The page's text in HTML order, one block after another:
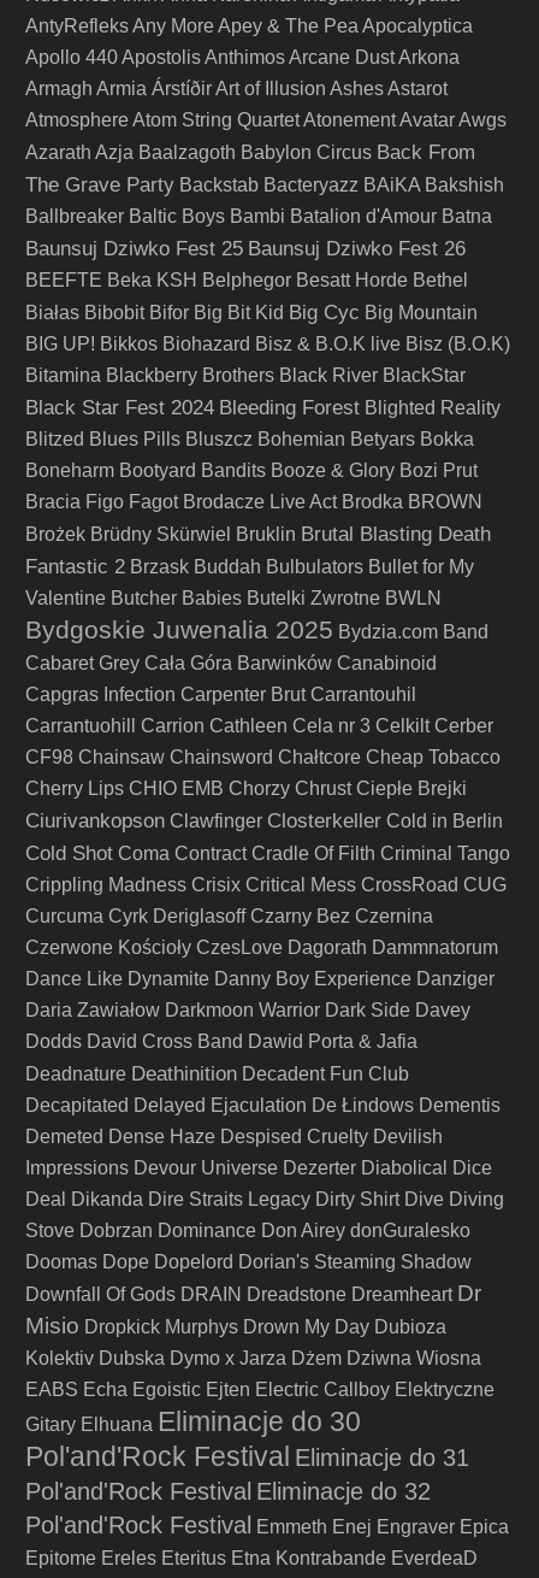
AntyRefleksAny MoreApey & The Pea Apocalyptica
Apollo 440Apostolis AnthimosArcane DustArkona
Armagh Armia ÁrstíðirArt of Illusion AshesAstarot
AtmosphereAtom String QuartetAtonementAvatarAwgs
Azarath Azja Baalzagoth Babylon Circus Back From
The Grave Party Backstab Bacteryazz BAiKA Bakshish
Ballbreaker Baltic Boys Bambi Batalion d'Amour Batna
Baunsuj Dziwko Fest 25 Baunsuj Dziwko Fest 26
BEEFTE Beka KSH Belphegor Besatt Horde Bethel
Białas Bibobit Bifor Big Bit Kid Big Cyc Big Mountain
BIG UP! Bikkos Biohazard Bisz & B.O.K live Bisz (B.O.K)
Bitamina Blackberry Brothers Black River BlackStar
Black Star Fest 2024 Bleeding Forest Blighted Reality
Blitzed Blues Pills Bluszcz Bohemian Betyars Bokka
Boneharm Bootyard Bandits Booze & Glory Bozi Prut
Bracia Figo Fagot Brodacze Live Act Brodka BROWN
Brożek Brüdny Skürwiel Bruklin Brutal Blasting Death
Fantastic 2 Brzask Buddah Bulbulators Bullet for My
Valentine Butcher Babies Butelki Zwrotne BWLN
Bydgoskie Juwenalia 2025 Bydzia.com Band
Cabaret Grey Cała Góra Barwinków Canabinoid
Capgras Infection Carpenter Brut Carrantouhil
Carrantuohill
Carrion Cathleen Cela nr 3 Celkilt Cerber
CF98 Chainsaw Chainsword Chałtcore Cheap Tobacco
Cherry Lips CHIO EMB Chorzy Chrust Ciepłe Brejki
Ciurivankopson Clawfinger Closterkeller Cold in Berlin
Cold Shot Coma Contract Cradle Of Filth Criminal Tango
Crippling Madness Crisix Critical Mess CrossRoad CUG
Curcuma Cyrk Deriglasoff Czarny Bez Czernina
Czerwone Kościoły CzesLove Dagorath Dammnatorum
Dance Like Dynamite Danny Boy Experience Danziger
Daria Zawiałow Darkmoon Warrior Dark Side Davey
Dodds David Cross Band Dawid Porta & Jafia
Deadnature Deathinition Decadent Fun Club
Decapitated Delayed Ejaculation De Łindows Dementis
Demeted Dense Haze Despised Cruelty Devilish
Impressions Devour Universe Dezerter Diabolical
Dice
Deal
Dikanda Dire Straits Legacy Dirty Shirt Dive Diving
Stove Dobrzan Dominance Don Airey donGuralesko
Doomas Dope Dopelord Dorian's Steaming Shadow
Downfall Of Gods DRAIN Dreadstone Dreamheart Dr
Misio Dropkick Murphys Drown My Day Dubioza
Kolektiv Dubska Dymo x Jarza Dżem Dziwna Wiosna
EABS Echa Egoistic Ejten Electric Callboy Elektryczne
Gitary Elhuana Eliminacje do 30
Pol'and'Rock Festival Eliminacje do 31
Pol'and'Rock Festival Eliminacje do 32
Pol'and'Rock Festival Emmeth Enej Engraver Epica
Epitome Ereles Eteritus Etna Kontrabande EverdeaD